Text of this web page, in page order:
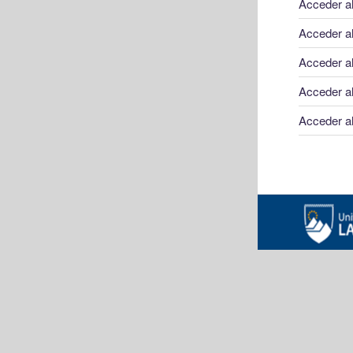
Acceder
Acceder
Acceder
Acceder
Acceder